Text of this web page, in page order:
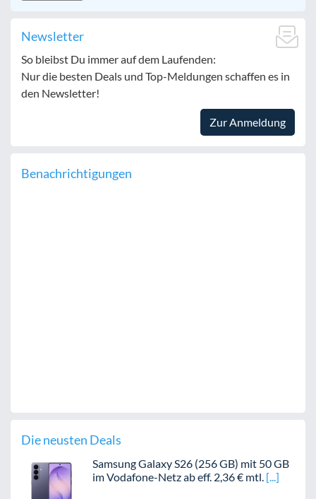
Newsletter
So bleibst Du immer auf dem Laufenden:
Nur die besten Deals und Top-Meldungen schaffen es in
den Newsletter!
Zur Anmeldung
Benachrichtigungen
Die neusten Deals
Samsung Galaxy S26 (256 GB) mit 50 GB
im Vodafone-Netz ab eff. 2,36 € mtl.